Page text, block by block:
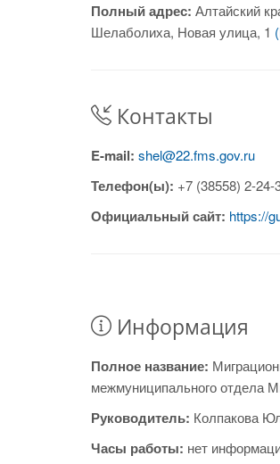
Полный адрес: Алтайский
Шелаболиха, Новая улица, 1
Контакты
E-mail: shel@22.fms.gov.ru
Телефон(ы): +7 (38558) 2-24-
Официальный сайт: https://
Информация
Полное название:
межмуниципального отдела
Руководитель: Колпакова
Часы работы: нет